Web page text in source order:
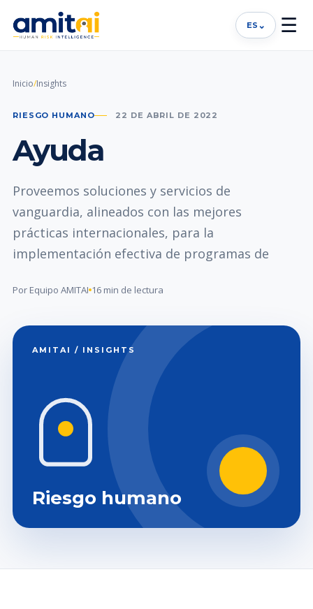
ES ⌄ ☰
Inicio/Insights
RIESGO HUMANO 22 DE ABRIL DE 2022
Ayuda
Proveemos soluciones y servicios de
vanguardia, alineados con las mejores
prácticas internacionales, para la
implementación efectiva de programas de
Por Equipo AMITAI 16 min de lectura
AMITAI / INSIGHTS
Riesgo humano